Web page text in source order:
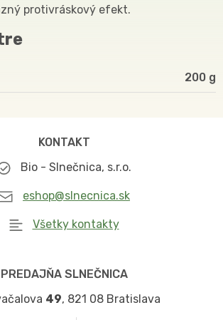
protivráskový efekt.
200
KONTAKT
Bio - Slnečnica, s.r.o.
eshop@slnecnica.sk
Všetky kontakty
PREDAJŇA SLNEČNICA
49, 821 08 Bratislava